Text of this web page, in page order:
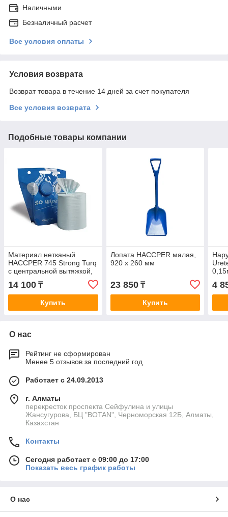
Наличными
Безналичный расчет
Все условия оплаты
Условия возврата
Возврат товара в течение 14 дней за счет покупателя
Все условия возврата
Подобные товары компании
Материал нетканый
HACCPER 745 Strong Turq
с центральной вытяжкой,
165х280 мм, 250 л/рул
14 100 ₸
Купить
Лопата HACCPER малая,
920 х 260 мм
23 850₸
Купить
4
О нас
Рейтинг не сформирован
Менее 5 отзывов за последний год
Работает с 24.09.2013
г. Алматы
перекресток проспекта Сейфулина и улицы
Жансугурова, БЦ "BOTAN", Черноморская 12Б, Алматы,
Казахстан
Контакты
Сегодня работает с 09:00 до 17:00
Показать весь график работы
О нас